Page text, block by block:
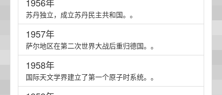
苏丹独立，成立苏丹民主共和国。。
1957年
萨尔地区在第二次世界大战后重归德国。。
1958年
国际天文学界建立了第一个原子时系统。。